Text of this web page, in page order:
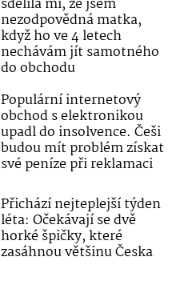
sdělila mi, že jsem
nezodpovědná matka,
když ho ve 4 letech
nechávám jít samotného
do obchodu
Populární internetový
obchod s elektronikou
upadl do insolvence. Češi
budou mít problém získat
své peníze při reklamaci
Přichází nejteplejší týden
léta: Očekávají se dvě
horké špičky, které
zasáhnou většinu Česka